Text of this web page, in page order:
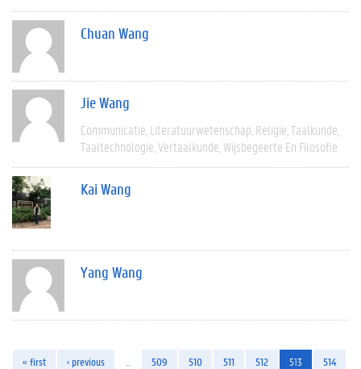
Chuan Wang
Jie Wang
Communicatie Literatuurwetenschap Religie Taalkunde
Taaltechnologie Vertaalkunde Wijsbegeerte En Filosofie
Kai Wang
Yang Wang
« first ‹ previous 509 510 511 512 513
514